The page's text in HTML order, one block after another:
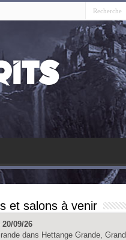
et salons à venir
20/09/26
dans Hettange Grande, Grand